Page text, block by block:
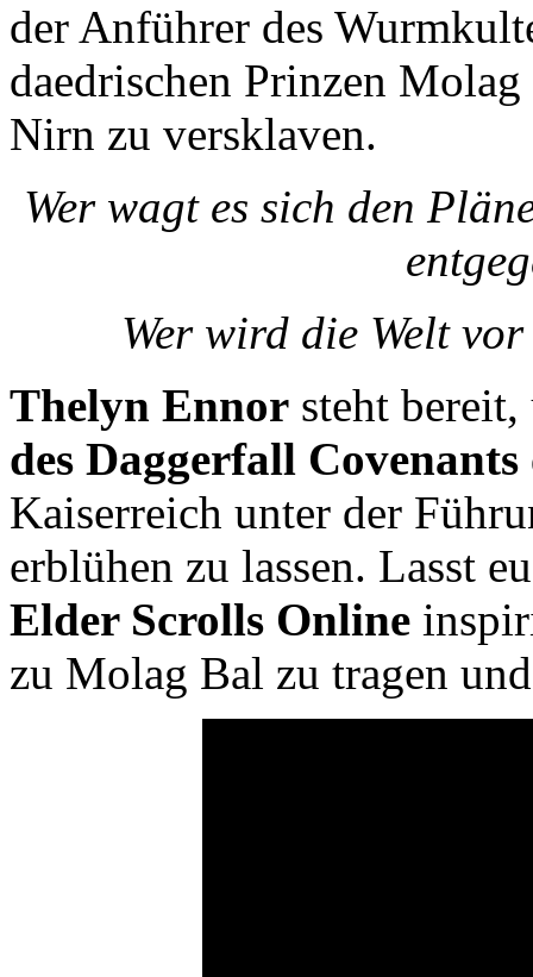
der Anführer des
daedrischen Prinzen
Nirn zu versklaven.
Wer wagt es sich den
Wer wird die Welt
Thelyn Ennor steht bereit,
des Daggerfall Covenants
Kaiserreich unter der
erblühen zu lassen. Lasst
Elder Scrolls Online
zu Molag Bal zu tragen